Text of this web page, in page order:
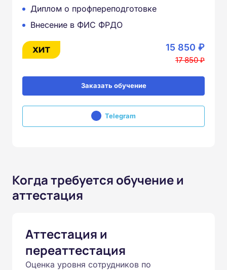
Диплом о профпереподготовке
Внесение в ФИС ФРДО
15 850 ₽
17 850 ₽
Заказать обучение
Telegram
Когда требуется обучение и
аттестация
Аттестация и
переаттестация
Оценка уровня сотрудников по